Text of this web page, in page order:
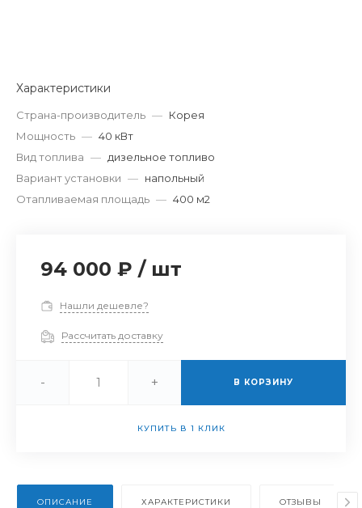
Характеристики
Страна-производитель — Корея
Мощность — 40 кВт
Вид топлива — дизельное топливо
Вариант установки — напольный
Отапливаемая площадь — 400 м2
94 000 ₽ / шт
Нашли дешевле?
Рассчитать доставку
- + В КОРЗИНУ
КУПИТЬ В 1 КЛИК
ОПИСАНИЕ ХАРАКТЕРИСТИКИ ОТЗЫВЫ